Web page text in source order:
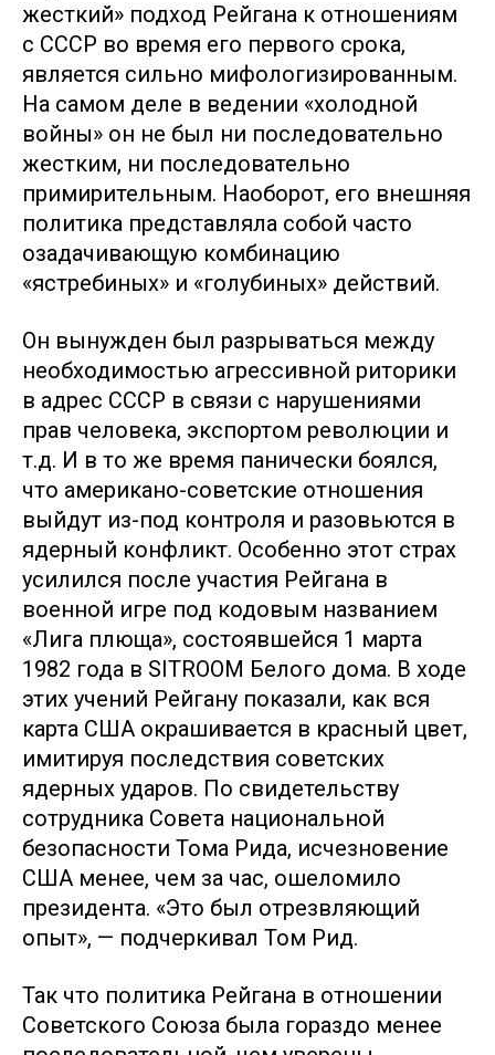
жесткий» подход Рейгана к отношениям
с СССР во время его первого срока,
является сильно мифологизированным.
На самом деле в ведении «холодной
войны» он не был ни последовательно
жестким, ни последовательно
примирительным. Наоборот, его внешняя
политика представляла собой часто
озадачивающую комбинацию
«ястребиных» и «голубиных» действий.
Он вынужден был разрываться между
необходимостью агрессивной риторики
в адрес СССР в связи с нарушениями
прав человека, экспортом революции и
т.д. И в то же время панически боялся,
что американо-советские отношения
выйдут из-под контроля и разовьются в
ядерный конфликт. Особенно этот страх
усилился после участия Рейгана в
военной игре под кодовым названием
«Лига плюща», состоявшейся 1 марта
1982 года в SITROOM Белого дома. В ходе
этих учений Рейгану показали, как вся
карта США окрашивается в красный цвет,
имитируя последствия советских
ядерных ударов. По свидетельству
сотрудника Совета национальной
безопасности Тома Рида, исчезновение
США менее, чем за час, ошеломило
президента. «Это был отрезвляющий
опыт», — подчеркивал Том Рид.
Так что политика Рейгана в отношении
Советского Союза была гораздо менее